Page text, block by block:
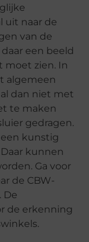
uit naar de
van de
een beeld
moet zien. In
algemeen
dan niet met
te maken
gedragen.
kunstig
kunnen
Ga voor
de CBW-
. De
de erkenning